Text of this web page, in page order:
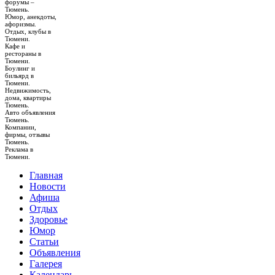
форумы –
Тюмень.
Юмор, анекдоты,
афоризмы.
Отдых, клубы в
Тюмени.
Кафе и
рестораны в
Тюмени.
Боулинг и
бильярд в
Тюмени.
Недвижимость,
дома, квартиры
Тюмень.
Авто объявления
Тюмень.
Компании,
фирмы, отзывы
Тюмень.
Реклама в
Тюмени.
Главная
Новости
Афиша
Отдых
Здоровье
Юмор
Статьи
Объявления
Галерея